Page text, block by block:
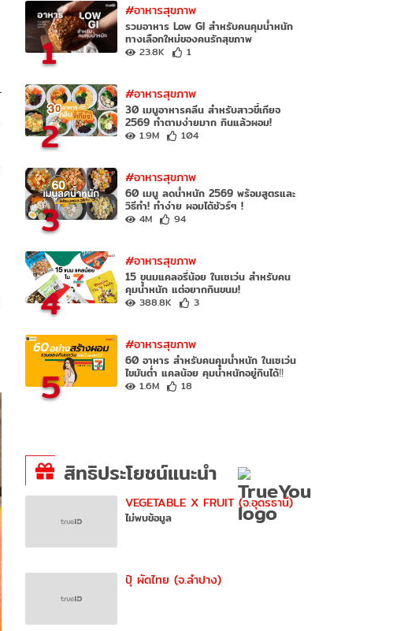
1
#อาหารสุขภาพ
รวมอาหาร Low GI สำหรับคนคุมน้ำหนัก
ทางเลือกใหม่ของคนรักสุขภาพ
23.8K 1
2
#อาหารสุขภาพ
30 เมนูอาหารคลีน สำหรับสาวขี้เกียจ
2569 ทำตามง่ายมาก กินแล้วผอม!
1.9M 104
3
#อาหารสุขภาพ
60 เมนู ลดน้ำหนัก 2569 พร้อมสูตรและ
วิธีทำ! ทำง่าย ผอมได้ชัวร์ๆ !
4M 94
4
#อาหารสุขภาพ
15 ขนมแคลอรี่น้อย ในเซเว่น สำหรับคน
คุมน้ำหนัก แต่อยากกินขนม!
388.8K 3
5
#อาหารสุขภาพ
60 อาหาร สำหรับคนคุมน้ำหนัก ในเซเว่น
ไขมันต่ำ แคลน้อย คุมน้ำหนักอยู่กินได้‼️
1.6M 18
สิทธิประโยชน์แนะนำ
VEGETABLE X FRUIT (จ.อุดรธานี)
ไม่พบข้อมูล
ปุ๊ ผัดไทย (จ.ลำปาง)